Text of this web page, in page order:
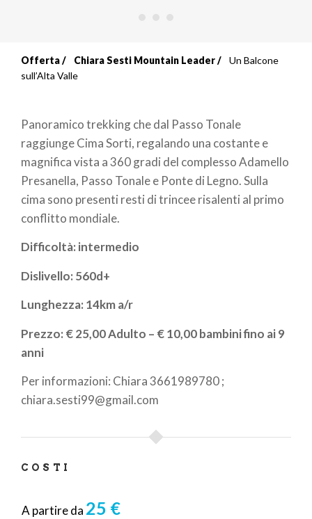
Briciole
pane
Offerta Chiara Sesti Mountain Leader
Un Balcone
sull’Alta Valle
Panoramico trekking che dal Passo Tonale
raggiunge Cima Sorti, regalando una costante e
magnifica vista a 360 gradi del complesso Adamello
Presanella, Passo Tonale e Ponte di Legno. Sulla
cima sono presenti resti di trincee risalenti al primo
conflitto mondiale.
Difficoltà: intermedio
Dislivello: 560d+
Lunghezza: 14km a/r
Prezzo: € 25,00 Adulto – € 10,00 bambini fino ai 9
anni
Per informazioni: Chiara 3661989780 ;
chiara.sesti99@gmail.com
COSTI
A partire da 25 €